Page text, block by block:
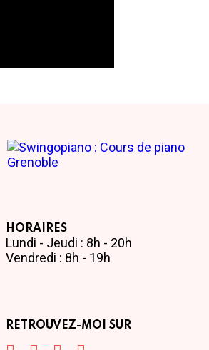
HORAIRES
Lundi - Jeudi : 8h - 20h
Vendredi : 8h - 19h
RETROUVEZ-MOI SUR